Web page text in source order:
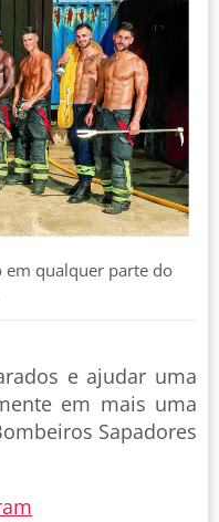
em qualquer parte do
e ajudar uma
em mais uma
Sapadores